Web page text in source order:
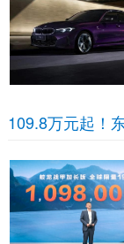
109.8万元起！